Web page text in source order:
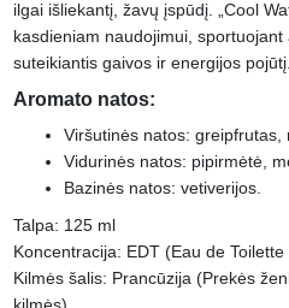
ilgai išliekantį, žavų įspūdį. „Cool
kasdieniam naudojimui, sportuojant
suteikiantis gaivos ir energijos pojūtį.
Aromato natos:
Viršutinės natos:
Vidurinės natos: pipirmėtė,
Bazinės natos: vetiverijos.
Talpa: 125 ml
Koncentracija: EDT (Eau de
Kilmės šalis: Prancūzija (Prekės